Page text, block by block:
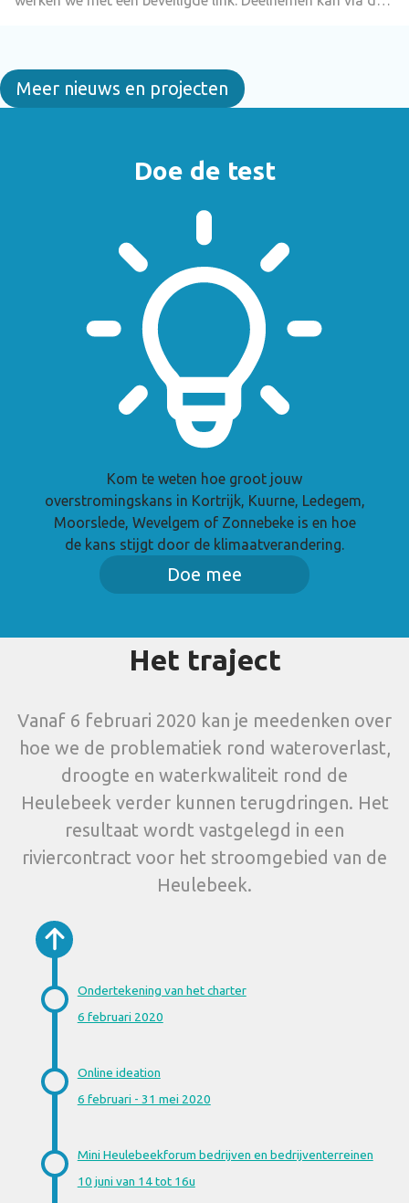
Meer nieuws en projecten
Doe de test
Kom te weten hoe groot jouw
overstromingskans in Kortrijk, Kuurne, Ledegem,
Moorslede, Wevelgem of Zonnebeke is en hoe
de kans stijgt door de klimaatverandering.
Doe mee
Het traject
Vanaf 6 februari 2020 kan je meedenken over
hoe we de problematiek rond wateroverlast,
droogte en waterkwaliteit rond de
Heulebeek verder kunnen terugdringen. Het
resultaat wordt vastgelegd in een
riviercontract voor het stroomgebied van de
Heulebeek.
Ondertekening van het charter
6 februari 2020
Online ideation
6 februari - 31 mei 2020
Mini Heulebeekforum bedrijven en bedrijventerreinen
10 juni van 14 tot 16u